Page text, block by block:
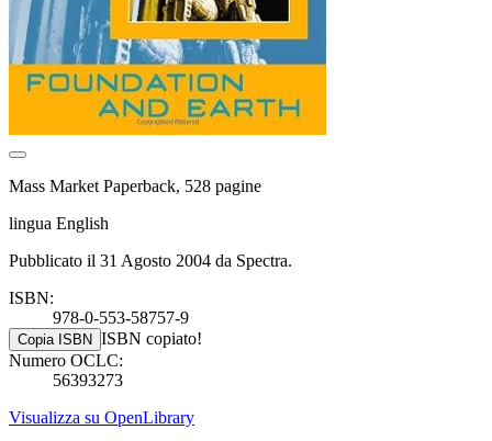
Mass Market Paperback, 528 pagine
lingua English
Pubblicato il 31 Agosto 2004 da Spectra.
ISBN:
978-0-553-58757-9
Copia ISBN ISBN copiato!
Numero OCLC:
56393273
Visualizza su OpenLibrary